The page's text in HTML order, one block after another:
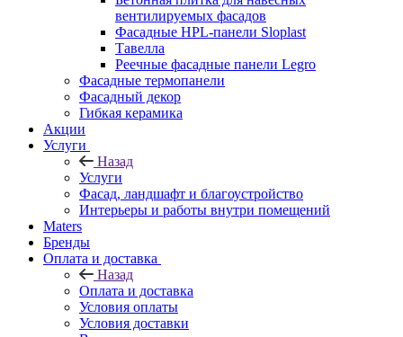
вентилируемых фасадов
Фасадные HPL-панели Sloplast
Тавелла
Реечные фасадные панели Legro
Фасадные термопанели
Фасадный декор
Гибкая керамика
Акции
Услуги
Назад
Услуги
Фасад, ландшафт и благоустройство
Интерьеры и работы внутри помещений
Maters
Бренды
Оплата и доставка
Назад
Оплата и доставка
Условия оплаты
Условия доставки